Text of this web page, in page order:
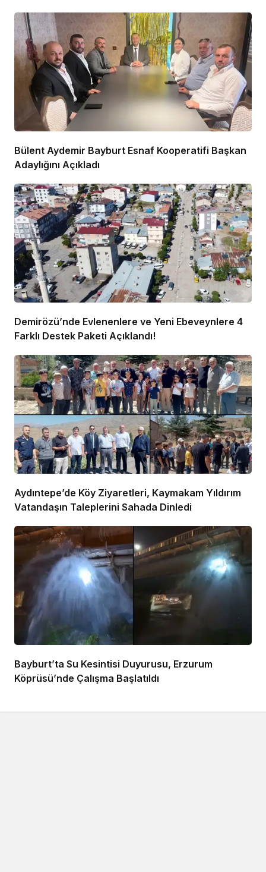
Bülent Aydemir Bayburt Esnaf Kooperatifi Başkan
Adaylığını Açıkladı
Demirözü’nde Evlenenlere ve Yeni Ebeveynlere 4
Farklı Destek Paketi Açıklandı!
Aydıntepe’de Köy Ziyaretleri, Kaymakam Yıldırım
Vatandaşın Taleplerini Sahada Dinledi
Bayburt’ta Su Kesintisi Duyurusu, Erzurum
Köprüsü’nde Çalışma Başlatıldı